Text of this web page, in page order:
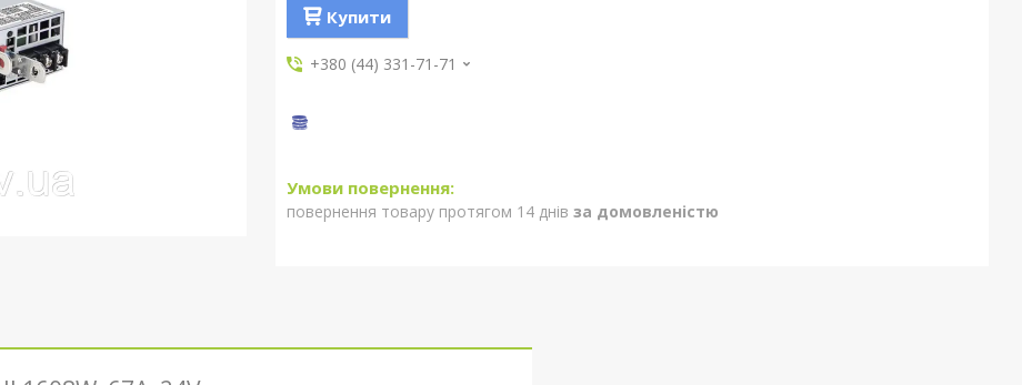
Купити
+380 (44) 331-71-71
повернення товару протягом 14 днів за домовленістю